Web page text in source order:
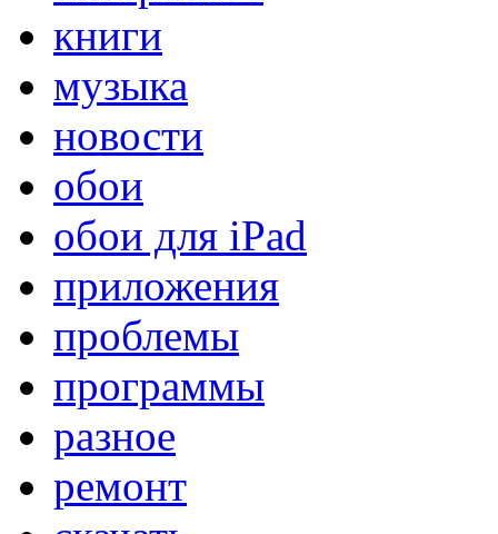
книги
музыка
новости
обои
обои для iPad
приложения
проблемы
программы
разное
ремонт